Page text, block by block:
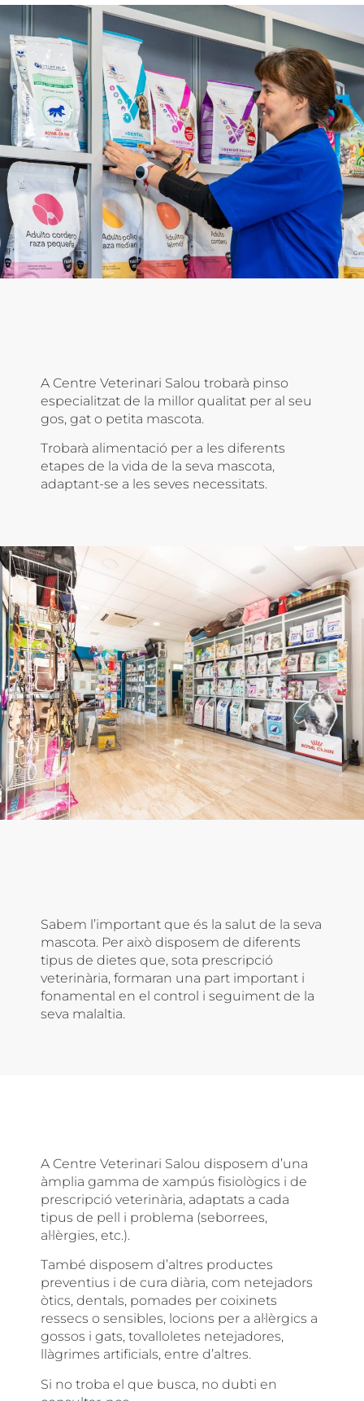
A Centre Veterinari Salou trobarà pinso
especialitzat de la millor qualitat per al seu
gos, gat o petita mascota.
Trobarà alimentació per a les diferents
etapes de la vida de la seva mascota,
adaptant-se a les seves necessitats.
Sabem l’important que és la salut de la seva
mascota. Per això disposem de diferents
tipus de dietes que, sota prescripció
veterinària, formaran una part important i
fonamental en el control i seguiment de la
seva malaltia.
A Centre Veterinari Salou disposem d’una
àmplia gamma de xampús fisiològics i de
prescripció veterinària, adaptats a cada
tipus de pell i problema (seborrees,
al·lèrgies, etc.).
També disposem d’altres productes
preventius i de cura diària, com netejadors
òtics, dentals, pomades per coixinets
ressecs o sensibles, locions per a al·lèrgics a
gossos i gats, tovalloletes netejadores,
llàgrimes artificials, entre d’altres.
Si no troba el que busca, no dubti en